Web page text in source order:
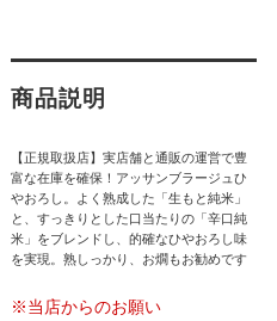
商品説明
【正規取扱店】実店舗と通販の運営で豊
富な在庫を確保！アッサンブラージュひ
やおろし。よく熟成した「生もと純米」
と、すっきりとした口当たりの「辛口純
米」をブレンドし、的確なひやおろし味
を実現。熟しっかり、お燗もお勧めです
※当店からのお願い